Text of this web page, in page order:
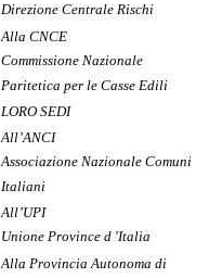
Direzione Centrale Rischi
Alla CNCE
Commissione Nazionale
Paritetica per le Casse Edili
LORO SEDI
All’ANCI
Associazione Nazionale Comuni
Italiani
All’UPI
Unione Province d 'Italia
Alla Provincia Autonoma di